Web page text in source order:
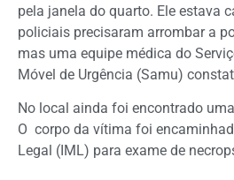
pela janela do quarto. Ele estava
policiais precisaram arrombar a
mas uma equipe médica do
Móvel de Urgência (Samu)
No local ainda foi encontrado
O corpo da vítima foi
Legal (IML) para exame de